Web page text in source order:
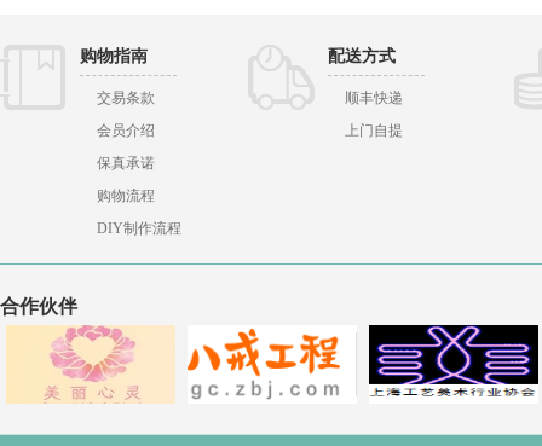
购物指南
交易条款
会员介绍
保真承诺
购物流程
DIY制作流程
配送方式
顺丰快递
上门自提
合作伙伴